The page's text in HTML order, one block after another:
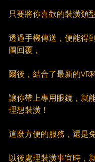
只要將你喜歡的裝潢類
透過手機傳送，便能得
圖回覆，
爾後，結合了最新的VR
讓你帶上專用眼鏡，就
理想裝潢！
這麼方便的服務，還是
以後處理裝潢事宜時，